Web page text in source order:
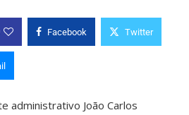
Facebook Twitter
administrativo João Carlos